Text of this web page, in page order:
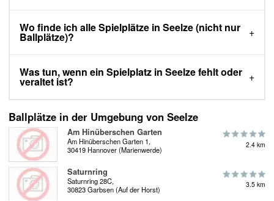
Wo finde ich alle Spielplätze in Seelze (nicht nur
Ballplätze)?
Was tun, wenn ein Spielplatz in Seelze fehlt oder
veraltet ist?
Ballplätze in der Umgebung von Seelze
Am Hinüberschen Garten
Am Hinüberschen Garten 1,
30419 Hannover (Marienwerde)
2.4 km
Saturnring
Saturnring 28C,
30823 Garbsen (Auf der Horst)
3.5 km